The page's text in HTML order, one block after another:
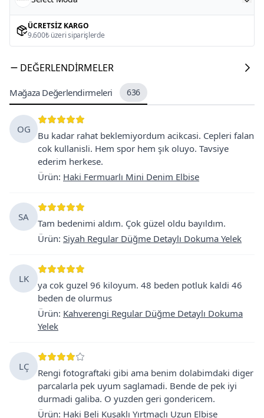
ÜCRETSIZ KARGO
9.600₺ üzeri siparişlerde
DEĞERLENDIRMELER
Mağaza Değerlendirmeleri 636
OG
Bu kadar rahat beklemiyordum acikcasi. Cepleri falan
cok kullanisli. Hem spor hem şık oluyo. Tavsiye
ederim herkese.
Ürün: Haki Fermuarlı Mini Denim Elbise
SA
Tam bedenimi aldım. Çok güzel oldu bayıldım.
Ürün: Siyah Regular Düğme Detaylı Dokuma Yelek
LK
ya cok guzel 96 kiloyum. 48 beden potluk kaldi 46
beden de olurmus
Ürün: Kahverengi Regular Düğme Detaylı Dokuma
Yelek
LÇ
Rengi fotograftaki gibi ama benim dolabimdaki diger
parcalarla pek uyum saglamadi. Bende de pek iyi
durmadi galiba. O yuzden geri gondericem.
Ürün: Haki Beli Kuşaklı Yırtmaçlı Uzun Elbise